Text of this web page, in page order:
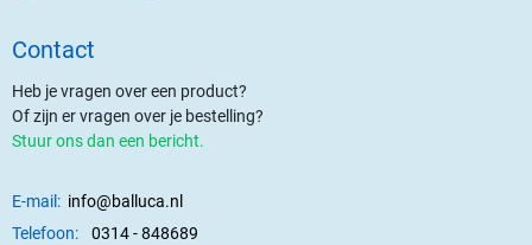
Contact
Heb je vragen over een product?
Of zijn er vragen over je bestelling?
Stuur ons dan een bericht.
E-mail: info@balluca.nl
Telefoon:
0314 - 848689